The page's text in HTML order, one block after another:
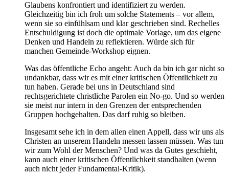
Glaubens konfrontiert und identifiziert zu werden.
Gleichzeitig bin ich froh um solche Statements – vor allem,
wenn sie so einfühlsam und klar geschrieben sind. Rechelles
Entschuldigung ist doch die optimale Vorlage, um das eigene
Denken und Handeln zu reflektieren. Würde sich für
manchen Gemeinde-Workshop eignen.
Was das öffentliche Echo angeht: Auch da bin ich gar nicht so
undankbar, dass wir es mit einer kritischen Öffentlichkeit zu
tun haben. Gerade bei uns in Deutschland sind
rechtsgerichtete christliche Parolen ein No-go. Und so werden
sie meist nur intern in den Grenzen der entsprechenden
Gruppen hochgehalten. Das darf ruhig so bleiben.
Insgesamt sehe ich in dem allen einen Appell, dass wir uns als
Christen an unserem Handeln messen lassen müssen. Was tun
wir zum Wohl der Menschen? Und was da Gutes geschieht,
kann auch einer kritischen Öffentlichkeit standhalten (wenn
auch nicht jeder Fundamental-Kritik).